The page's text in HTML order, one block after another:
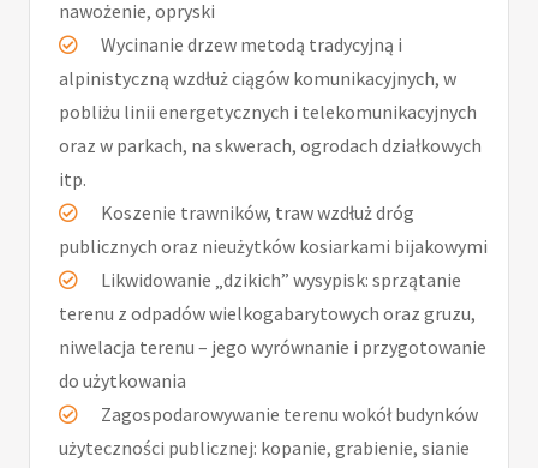
nawożenie, opryski
Wycinanie drzew metodą tradycyjną i
alpinistyczną wzdłuż ciągów komunikacyjnych, w
pobliżu linii energetycznych i telekomunikacyjnych
oraz w parkach, na skwerach, ogrodach działkowych
itp.
Koszenie trawników, traw wzdłuż dróg
publicznych oraz nieużytków kosiarkami bijakowymi
Likwidowanie „dzikich” wysypisk: sprzątanie
terenu z odpadów wielkogabarytowych oraz gruzu,
niwelacja terenu – jego wyrównanie i przygotowanie
do użytkowania
Zagospodarowywanie terenu wokół budynków
użyteczności publicznej: kopanie, grabienie, sianie